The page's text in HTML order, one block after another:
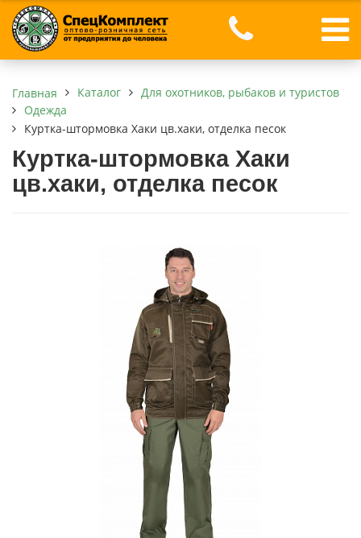
Главная Каталог
Для охотников, рыбаков и туристов
Одежда
Куртка-штормовка Хаки цв.хаки, отделка песок
Куртка-штормовка Хаки
цв.хаки, отделка песок